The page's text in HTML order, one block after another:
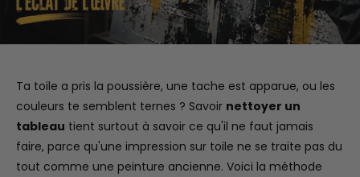
Ta toile a pris la poussière, une tache est apparue, ou les
couleurs te semblent ternes ? Savoir nettoyer un
tableau tient surtout à savoir ce qu'il ne faut jamais
faire, parce qu'une impression sur toile ne se traite pas du
tout comme une peinture ancienne. Voici la méthode